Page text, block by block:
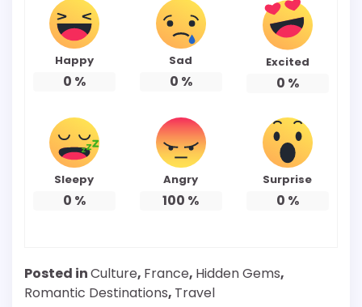
Happy
0 %
Sad
0 %
Excited
0 %
Sleepy
0 %
Angry
100 %
Surprise
0 %
Posted inCulture, France, Hidden Gems,
Romantic Destinations, Travel